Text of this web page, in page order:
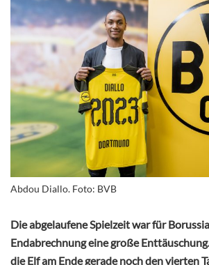
Abdou Diallo. Foto: BVB
Die abgelaufene Spielzeit war für
Endabrechnung eine große
die Elf am Ende gerade noch den vierten